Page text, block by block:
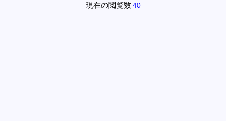
現在の閲覧数 40